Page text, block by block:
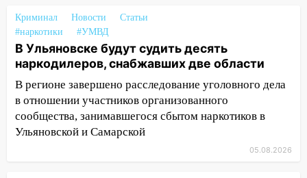
14:08
Пешеход переходил по «зебре»:
подробности серьезной аварии на
Фруктовой
13:30 В Димитровграде на улице
Трудовой горело здание
13:00 Водитель без прав врезался в
припаркованный автомобиль
Криминал Новости
Статьи
#наркотики
#УМВД
В Ульяновске будут судить десять
наркодилеров, снабжавших две области
В регионе завершено расследование уголовного дела
в отношении участников организованного
сообщества, занимавшегося сбытом наркотиков в
Ульяновской и Самарской
05.08.2026